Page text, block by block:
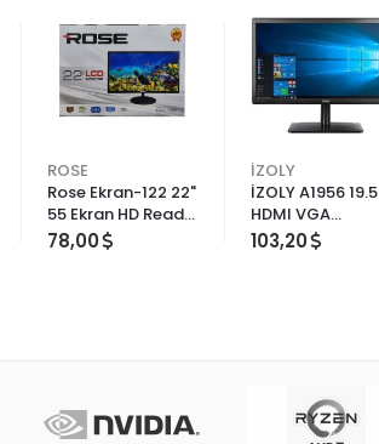
ROSE
Rose Ekran-122 22"
55 Ekran HD Ready
LCD TV 1366 x 768
78,00
İZOLY
İZOLY A1956 19.5
HDMI VGA
MONİTÖR
103,20